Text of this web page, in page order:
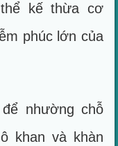
kế thừa cơ
phúc lớn của
nhường chỗ
khan và khàn